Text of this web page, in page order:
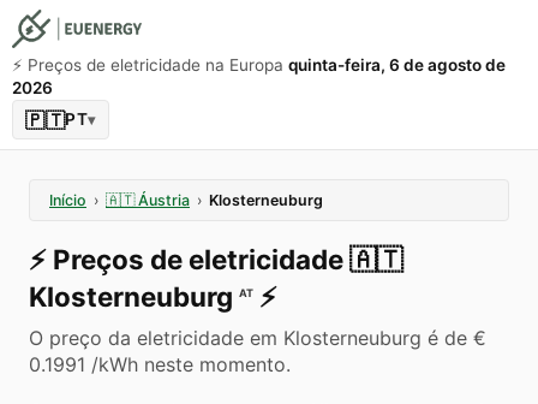
⚡️ Preços de eletricidade na Europa quinta-feira, 6 de agosto de
2026
🇵🇹PT▾
Início › 🇦🇹 Áustria › Klosterneuburg
⚡️ Preços de eletricidade🇦🇹
Klosterneuburg AT ⚡️
O preço da eletricidade em Klosterneuburg é de €
0.1991 /kWh neste momento.